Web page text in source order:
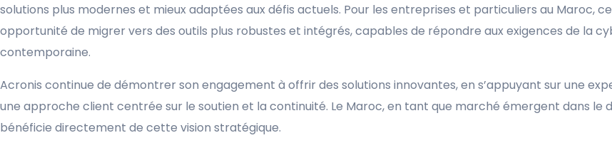
solutions plus modernes et mieux adaptées aux défis actuels. Pour les entreprises et particuliers au Maroc,
opportunité de migrer vers des outils plus robustes et intégrés, capables de répondre aux exigences de la
contemporaine.
Acronis continue de démontrer son engagement à offrir des solutions innovantes, en s’appuyant sur une
une approche client centrée sur le soutien et la continuité. Le Maroc, en tant que marché émergent dans le
bénéficie directement de cette vision stratégique.